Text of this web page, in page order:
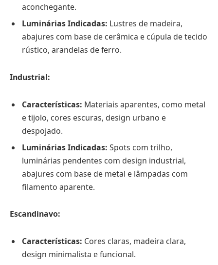
aconchegante.
Luminárias Indicadas: Lustres de madeira,
abajures com base de cerâmica e cúpula de tecido
rústico, arandelas de ferro.
Industrial:
Características: Materiais aparentes, como metal
e tijolo, cores escuras, design urbano e
despojado.
Luminárias Indicadas: Spots com trilho,
luminárias pendentes com design industrial,
abajures com base de metal e lâmpadas com
filamento aparente.
Escandinavo:
Características: Cores claras, madeira clara,
design minimalista e funcional.